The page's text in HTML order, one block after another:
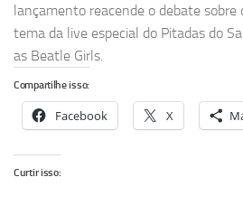
lançamento reacende o debate
tema da live especial do Pitadas do
as Beatle Girls.
Compartilhe isso:
Facebook X
Curtir isso: